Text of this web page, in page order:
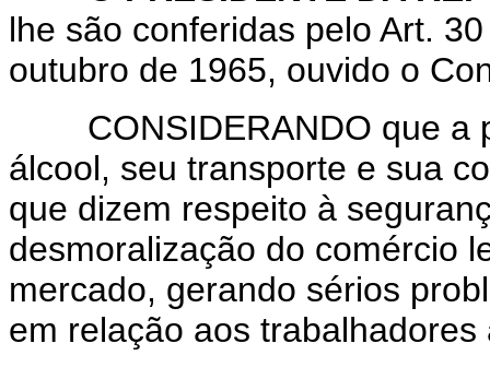
lhe são conferidas pelo Art.
outubro de 1965, ouvido o
CONSIDERANDO que a
álcool, seu transporte e sua
que dizem respeito à
desmoralização do comércio
mercado, gerando sérios
em relação aos